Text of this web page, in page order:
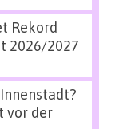
Rekord
2026/2027
vor der